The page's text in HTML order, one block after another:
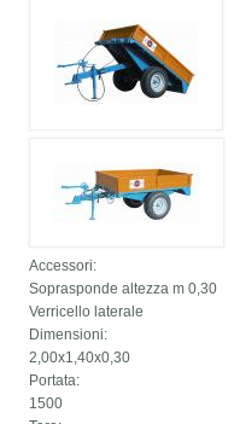
Accessori:
Soprasponde altezza m 0,30
Verricello laterale
Dimensioni:
2,00x1,40x0,30
Portata:
1500